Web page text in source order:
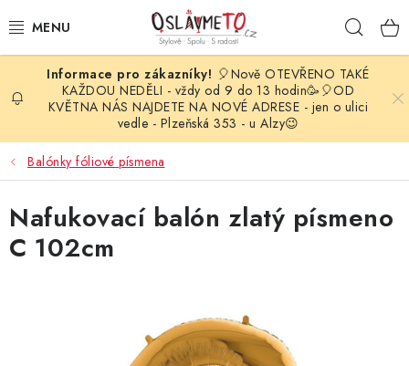
na
OSLAVA NAROZENIN
STYLOVÁ PARTY
DEKORACE A VÝZDOBA
BALÓNKY
SVATEBNÍ DOPLŇKY
🎈Nově OTEVŘENO TAKÉ
KAŽDOU NEDĚLI - vždy od 9 do 13 hodin🥳🎈OD
KVĚTNA NÁS NAJDETE NA NOVÉ ADRESE - jen o ulici
vedle - Plzeňská 353 - u Alzy😉
Balónky fóliové písmena
Nafukovací balón zlatý písmeno
C 102cm